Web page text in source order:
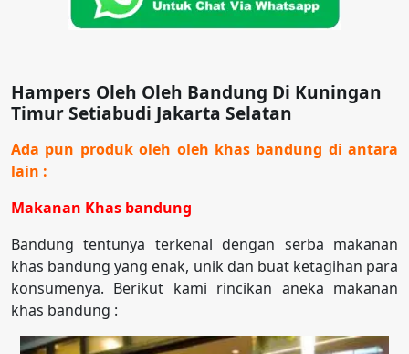
Hampers Oleh Oleh Bandung Di Kuningan
Timur Setiabudi Jakarta Selatan
Ada pun produk oleh oleh khas bandung di antara
lain :
Makanan Khas bandung
Bandung tentunya terkenal dengan serba makanan
khas bandung yang enak, unik dan buat ketagihan para
konsumenya. Berikut kami rincikan aneka makanan
khas bandung :